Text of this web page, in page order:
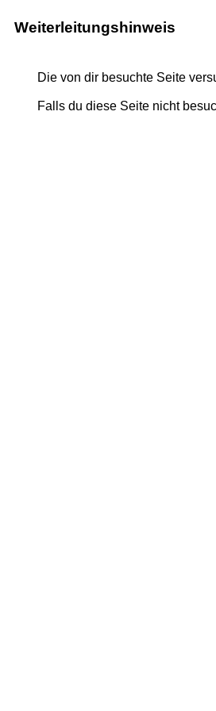
Weiterleitungshinweis
Die von dir besuchte Seite
Falls du diese Seite nicht